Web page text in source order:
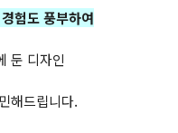
험도 풍부하여
둔 디자인
해드립니다.